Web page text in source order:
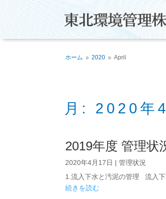
ホーム 9 2020 9 April
月: 2020年4
2019年度 管理状
2020年4月17日 |管理状況
1.流入下水と汚泥の管理 流入
続きを読む